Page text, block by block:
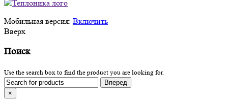
Мобильная версия: Включить
Вверх
Поиск
Use the search box to find the product you are looking for.
×